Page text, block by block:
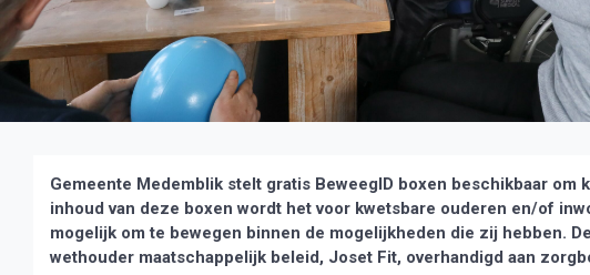
Gemeente Medemblik stelt gratis BeweegID boxen beschikbaar om
inhoud van deze boxen wordt het voor kwetsbare ouderen en/of
mogelijk om te bewegen binnen de mogelijkheden die zij hebben.
wethouder maatschappelijk beleid, Joset Fit, overhandigd aan